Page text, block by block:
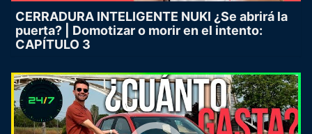
CERRADURA INTELIGENTE NUKI ¿Se abrirá la
puerta? | Domotizar o morir en el intento:
CAPÍTULO 3